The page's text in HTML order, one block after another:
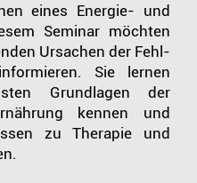
eines Energie- und
Seminar möchten
Ursachen der Fehl-
Sie lernen
Grundlagen der
kennen und
zu Therapie und